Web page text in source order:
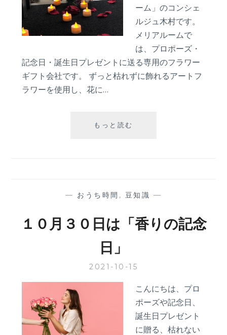
ーム」のコンシェ
ルジュ木村です。
メリアルームで
は、プロポーズ・
記念日・誕生日プレゼントに送る専用のフラワー
ギフト会社です。 ずっと枯れずに飾れるアートフ
ラワーを使用し、花に…
もっと読む
タ
ー】
画
～
第
３
回：
— おうち時間 , 豆知識 —
１０月３０日は「香りの記念
日」
2021-10-15
こんにちは、プロ
ポーズや記念日、
誕生日プレゼント
に贈る、枯れない